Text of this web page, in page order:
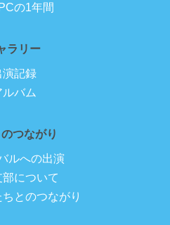
の1年間
ラリー
演記録
ルバム
つながり
ルへの出演
部について
とのつながり